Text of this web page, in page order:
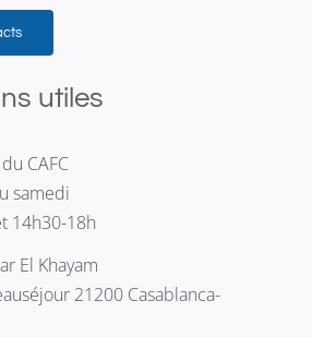
utiles
CAFC
samedi
14h30-18h
El Khayam
21200 Casablanca-